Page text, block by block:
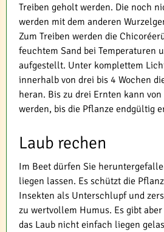
Treiben geholt werden. Die noch
werden mit dem anderen
Zum Treiben werden die
feuchtem Sand bei Temperaturen
aufgestellt. Unter komplettem
innerhalb von drei bis 4 Wochen
heran. Bis zu drei Ernten kann
werden, bis die Pflanze endgültig
Laub rechen
Im Beet dürfen Sie
liegen lassen. Es schützt die
Insekten als Unterschlupf und
zu wertvollem Humus. Es gibt
das Laub nicht einfach liegen